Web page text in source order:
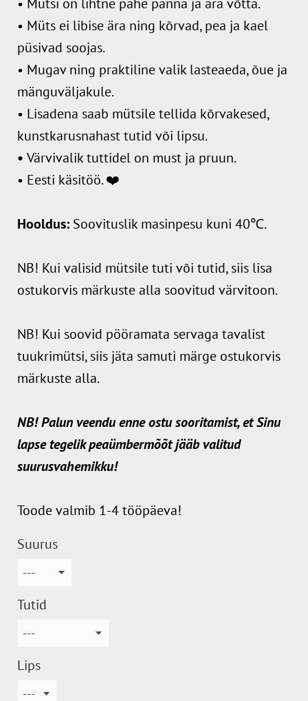
• Müts ei libise ära ning kõrvad, pea ja kael
püsivad soojas.
• Mugav ning praktiline valik lasteaeda, õue ja
mänguväljakule.
• Lisadena saab mütsile tellida kõrvakesed,
kunstkarusnahast tutid või lipsu.
• Värvivalik tuttidel on must ja pruun.
• Eesti käsitöö. ❤️
Hooldus: Soovituslik masinpesu kuni 40℃.
NB! Kui valisid mütsile tuti või tutid, siis lisa
ostukorvis märkuste alla soovitud värvitoon.
NB! Kui soovid pööramata servaga tavalist
tuukrimütsi, siis jäta samuti märge ostukorvis
märkuste alla.
NB! Palun veendu enne ostu sooritamist, et Sinu
lapse tegelik peaümbermõõt jääb valitud
suurusvahemikku!
Toode valmib 1-4 tööpäeva!
Suurus
Tutid
Lips